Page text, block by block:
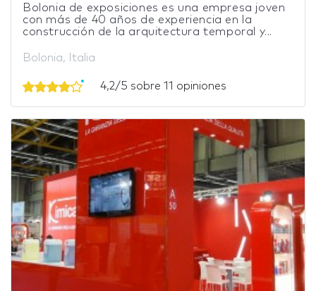
Bolonia de exposiciones es una empresa joven
con más de 40 años de experiencia en la
construcción de la arquitectura temporal y...
Bolonia, Italia
4,2/5 sobre 11 opiniones